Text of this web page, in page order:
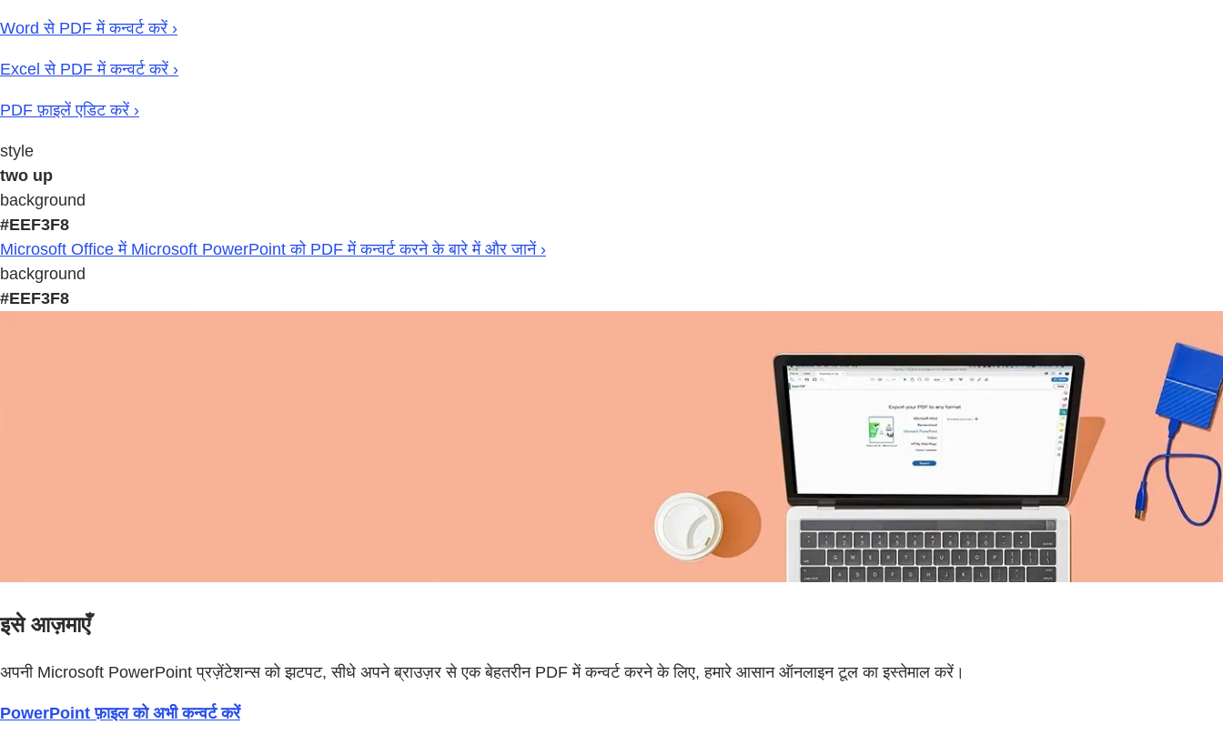
Word से PDF में कन्वर्ट करें ›
Excel से PDF में कन्वर्ट करें ›
PDF फ़ाइलें एडिट करें ›
style
two up
background
#EEF3F8
Microsoft Office में Microsoft PowerPoint को PDF में कन्वर्ट करने के बारे में और जानें ›
background
#EEF3F8
इसे आज़माएँ
अपनी Microsoft PowerPoint प्रज़ेंटेशन्स को झटपट, सीधे अपने ब्राउज़र से एक बेहतरीन PDF में कन्वर्ट करने के लिए, हमारे आसान ऑनलाइन टूल का इस्तेमाल करें।
PowerPoint फ़ाइल को अभी कन्वर्ट करें